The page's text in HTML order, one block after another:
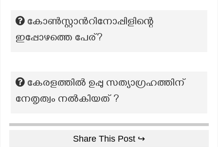
കോൺസ്റ്റാൻറിനോപ്പിളിന്റെ
ഇപ്പോഴത്തെ പേര്?
കേരളത്തിൽ ഉപ്പു സത്യാഗ്രഹത്തിന്
നേതൃത്വം നൽകിയത് ?
Share This Post ↪